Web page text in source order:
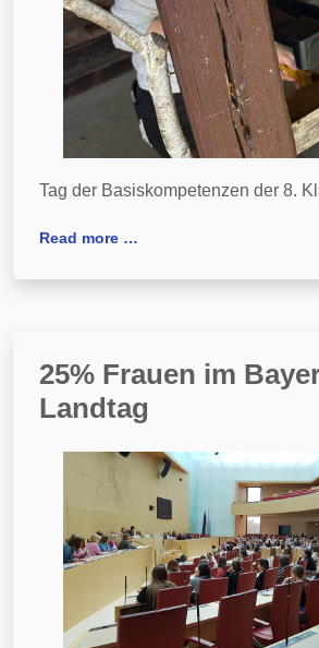
Tag der Basiskompetenzen der 8.
Read more …
25% Frauen im
Landtag